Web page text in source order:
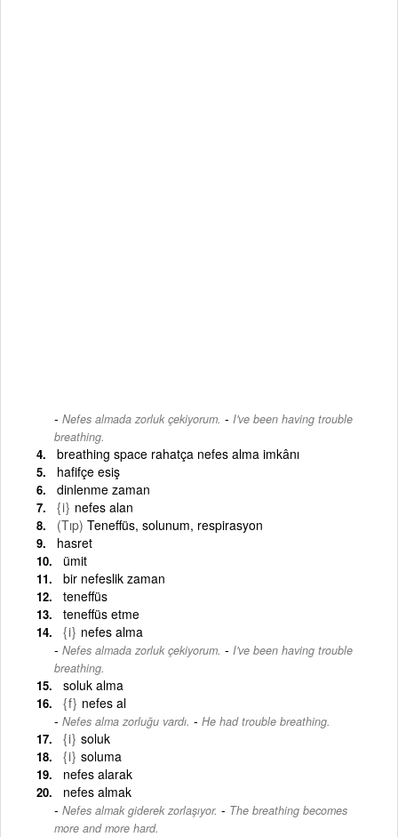
Nefes almada zorluk çekiyorum. - I've been having trouble
breathing.
breathing space rahatça nefes alma imkânı
hafifçe esiş
dinlenme zaman
{i} nefes alan
(Tıp) Teneffüs, solunum, respirasyon
hasret
ümit
bir nefeslik zaman
teneffüs
teneffüs etme
{i} nefes alma
Nefes almada zorluk çekiyorum. - I've been having trouble
breathing.
soluk alma
{f} nefes al
Nefes alma zorluğu vardı. - He had trouble breathing.
{i} soluk
{i} soluma
nefes alarak
nefes almak
Nefes almak giderek zorlaşıyor. - The breathing becomes
more and more hard.